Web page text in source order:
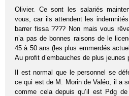
Olivier. Ce sont les salariés
vous, car ils attendent les
barrer fissa ???? Non mais vous
n’a pas de bonnes raisons de le
45 à 50 ans (les plus emmerdés
Au profit d’embauches de plus
Il est normal que le personnel se
ce qui est de M. Morin de Valéo, il a
comme cela depuis qu’il est Pdg